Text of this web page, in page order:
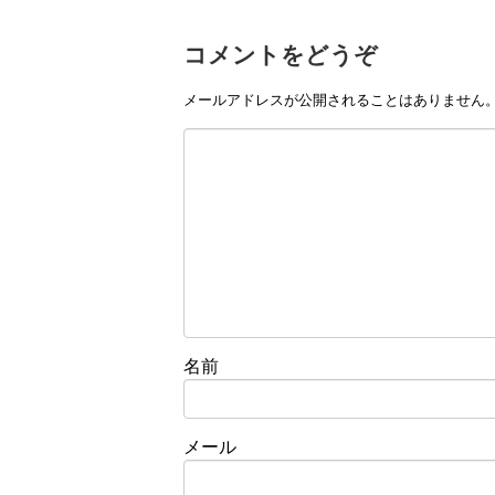
コメントをどうぞ
メールアドレスが公開されることはありません
名前
メール